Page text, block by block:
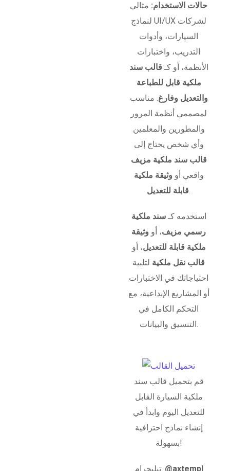
حالات الاستخدام: مثالي
لنماذج UI/UX لشركات
السيارات، وأدوات
التدريب، واختبارات
الأنظمة، أو كـ قالب سند
ملكية قابل للطباعة
والتعديل وفارغ. مناسب
لمصممي أنظمة المرور
والمطورين والمعلمين
وأي شخص يحتاج إلى
قالب سند ملكية مزيف
واقعي أو وثيقة ملكية
قابلة للتعديل.
استخدمه كـسند ملكية
رسمي مزيف، أو وثيقة
ملكية قابلة للتعديل، أو
قالب نقل ملكية لتلبية
احتياجاتك في الاختبارات
أو المشاريع الإبداعية، مع
التحكم الكامل في
التنسيق والبيانات.
قم بتحميل قالب سند
ملكية السيارة القابل
للتعديل اليوم وابدأ في
إنشاء نماذج احترافية
بسهولة!
تيليجرام: @axtempl